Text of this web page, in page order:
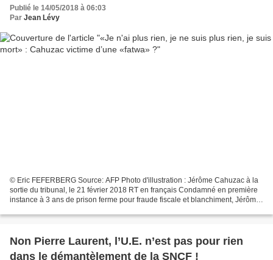
Publié le 14/05/2018 à 06:03
Par Jean Lévy
© Eric FEFERBERG Source: AFP Photo d'illustration : Jérôme Cahuzac à la
sortie du tribunal, le 21 février 2018 RT en français Condamné en première
instance à 3 ans de prison ferme pour fraude fiscale et blanchiment, Jérôme
Non Pierre Laurent, l’U.E. n’est pas pour rien
dans le démantèlement de la SNCF !